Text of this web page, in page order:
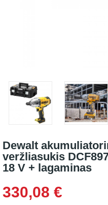
Dewalt
veržliasukis
18 V + lagaminas
330,08 €